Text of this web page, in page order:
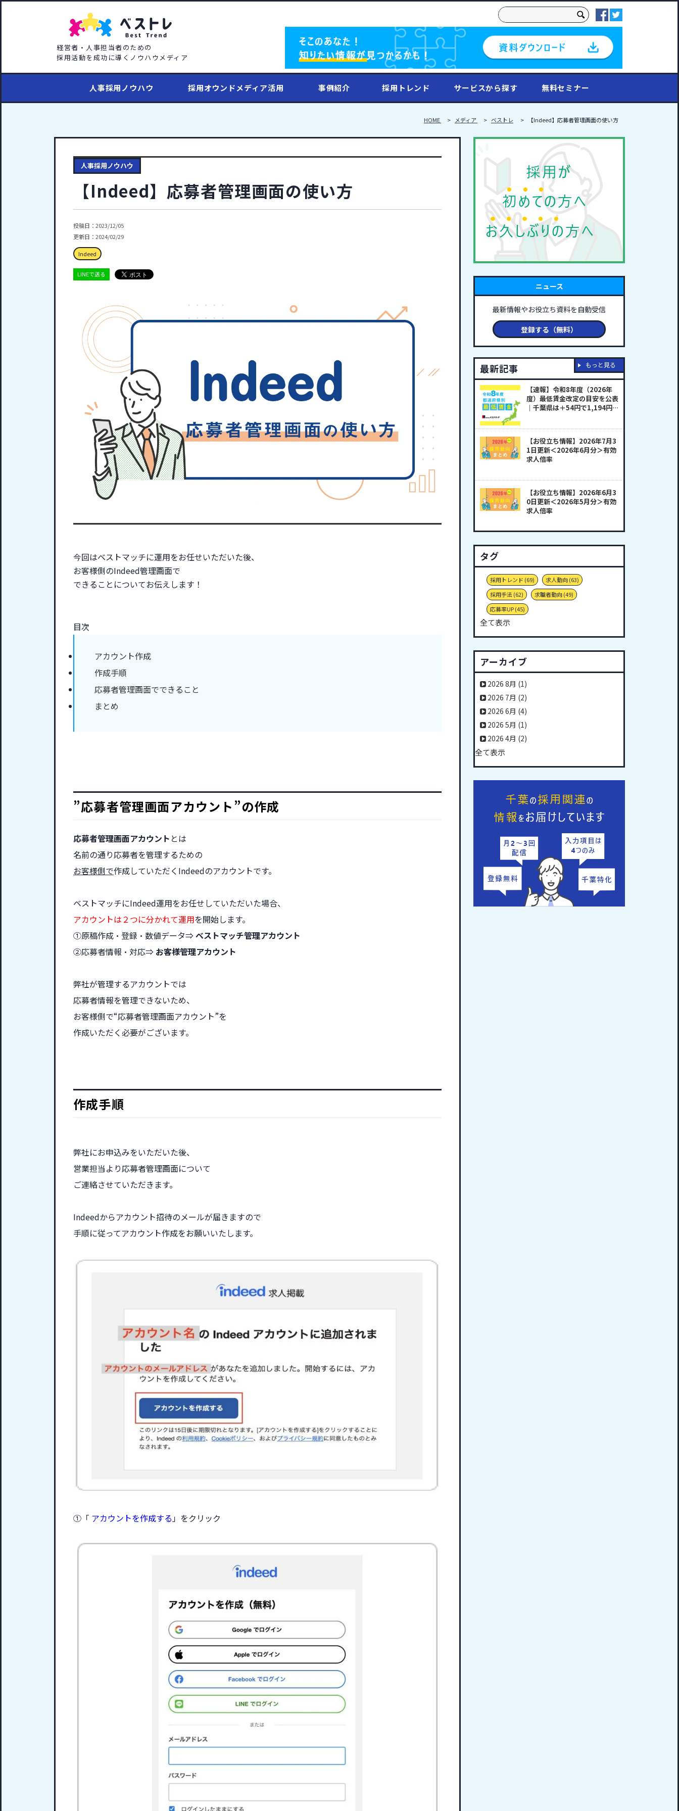
経営者・人事担当者のための
採用活動を成功に導くノウハウメディア
これは、自動候補機能付きの検索フィールドです
人事採用ノウハウ 採用オウンドメディア活用 事例紹介 採用トレンド サービスから探す 無料セミナー
HOME メディア ベストレ 【Indeed】応募者管理画面の使い方
人事採用ノウハウ
【Indeed】応募者管理画面の使い方
投稿日：2023/12/05
更新日：2024/02/29
Indeed
LINEで送る
今回はベストマッチに運用をお任せいただいた後、
お客様側のIndeed管理画面で
できることについてお伝えします！
目次
アカウント作成
作成手順
応募者管理画面でできること
まとめ
”応募者管理画面アカウント”の作成
応募者管理画面アカウント とは
名前の通り応募者を管理するための
お客様側で作成していただくIndeedのアカウントです。
ベストマッチにIndeed運用をお任せしていただいた場合、
アカウントは２つに分かれて運用を開始します。
①原稿作成・登録・数値データ⇒ベストマッチ管理アカウント
②応募者情報・対応⇒ お客様管理アカウント
弊社が管理するアカウントでは
応募者情報を管理できないため、
お客様側で“応募者管理画面アカウント”を
作成いただく必要がございます。
作成手順
弊社にお申込みをいただいた後、
営業担当より応募者管理画面について
ご連絡させていただきます。
Indeedからアカウント招待のメールが届きますので
手順に従ってアカウント作成をお願いいたします。
①「 アカウントを作成する 」をクリック
ニュース
最新情報やお役立ち資料を自動受信
登録する（無料）
最新記事
【速報】令和8年度（2026年
度）最低賃金改定の目安を公表
｜千葉県は＋54円で1,194円
【お役立ち情報】2026年7月3
1日更新＜2026年6月分＞有効
求人倍率
【お役立ち情報】2026年6月3
0日更新＜2026年5月分＞有効
求人倍率
もっと見る
タグ
採用トレンド (69) 求人動向(63)
採用手法(62) 求職者動向(49)
応募率UP(45)
全て表示
アーカイブ
2026 8月 (1)
2026 7月 (2)
2026 6月 (4)
2026 5月 (1)
2026 4月 (2)
全て表示